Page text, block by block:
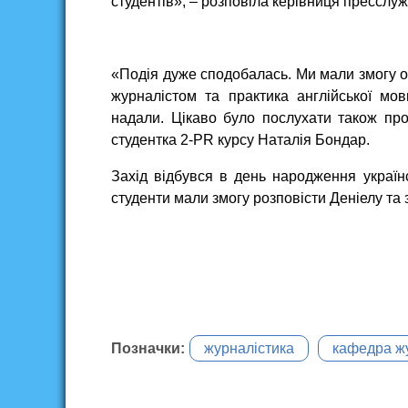
«Подія дуже сподобалась. Ми мали змогу
журналістом та практика англійської
надали. Цікаво було послухати також
студентка 2-PR курсу Наталія Бондар.
Захід відбувся в день народження
студенти мали змогу розповісти Деніелу та
Позначки: журналістика кафедра